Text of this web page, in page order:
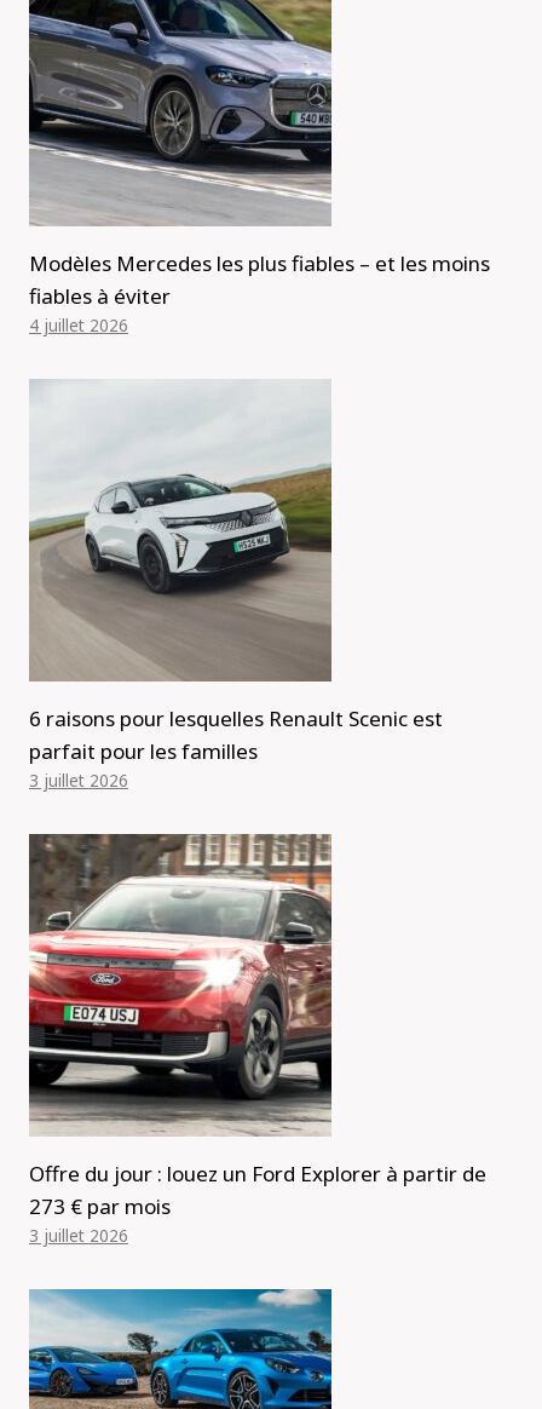
Modèles Mercedes les plus fiables – et les moins
fiables à éviter
4 juillet 2026
6 raisons pour lesquelles Renault Scenic est
parfait pour les familles
3 juillet 2026
Offre du jour : louez un Ford Explorer à partir de
273 € par mois
3 juillet 2026